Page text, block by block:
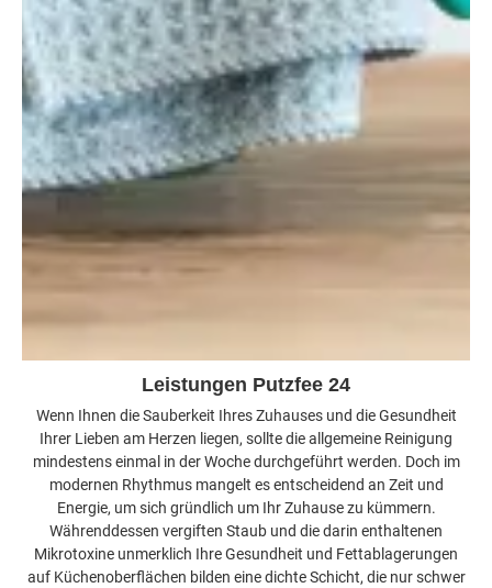
Leistungen Putzfee 24
Wenn Ihnen die Sauberkeit Ihres Zuhauses und die Gesundheit
Ihrer Lieben am Herzen liegen, sollte die allgemeine Reinigung
mindestens einmal in der Woche durchgeführt werden. Doch im
modernen Rhythmus mangelt es entscheidend an Zeit und
Energie, um sich gründlich um Ihr Zuhause zu kümmern.
Währenddessen vergiften Staub und die darin enthaltenen
Mikrotoxine unmerklich Ihre Gesundheit und Fettablagerungen
auf Küchenoberflächen bilden eine dichte Schicht, die nur schwer